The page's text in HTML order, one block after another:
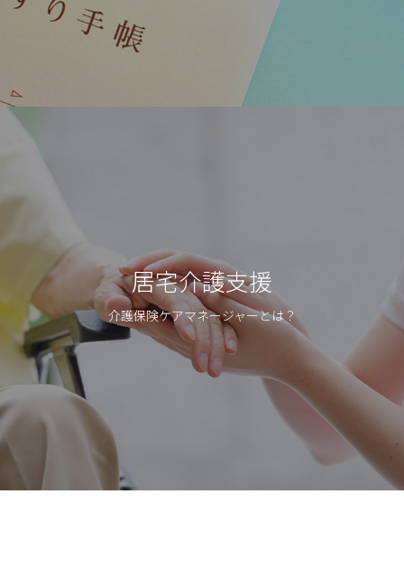
居宅介護支援
介護保険ケアマネージャーとは？